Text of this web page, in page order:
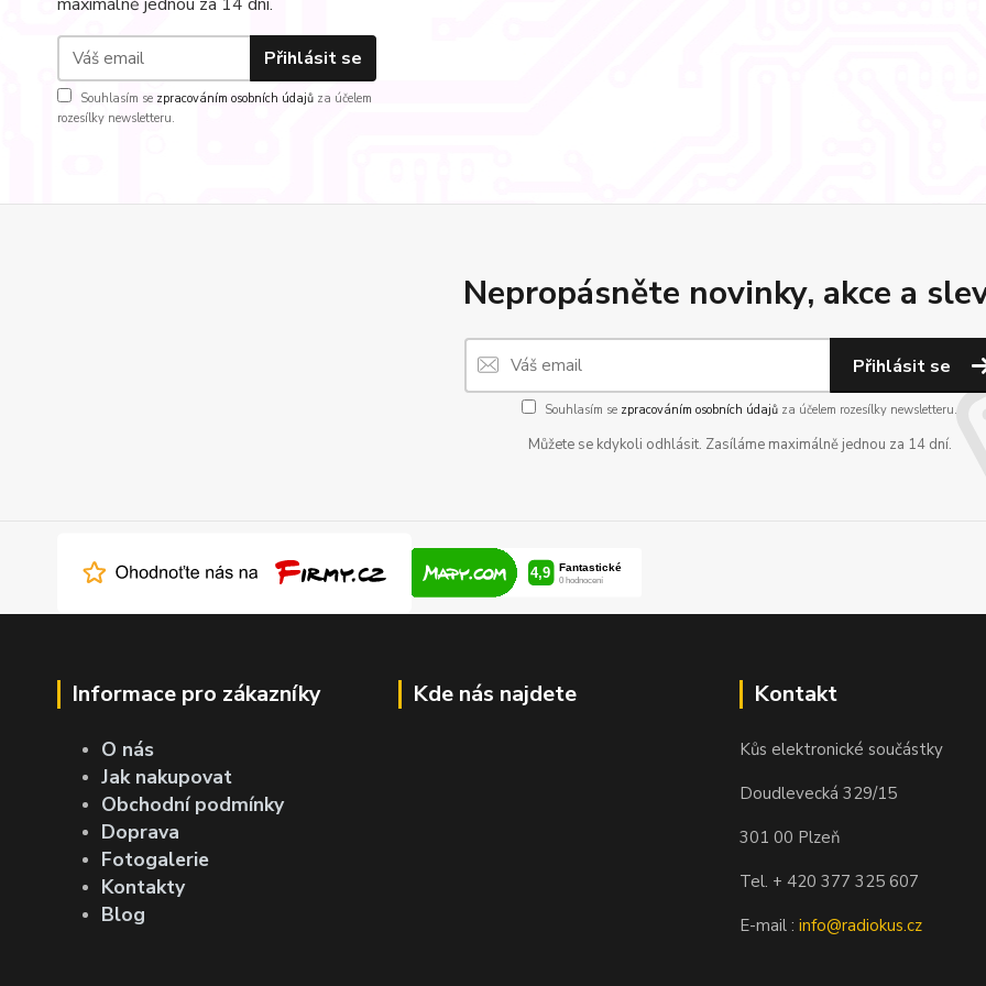
Přihlásit se
Souhlasím se zpracováním osobních údajů za účelem
rozesílky newsletteru.
Nepropásněte novinky, akce a
Přihlásit se
Souhlasím se zpracováním osobních údajů za účelem rozesílky newsletteru.
Můžete se kdykoli odhlásit. Zasíláme maximálně jednou za 14 dní.
Informace pro zákazníky
O nás
Jak nakupovat
Obchodní podmínky
Doprava
Fotogalerie
Kontakty
Blog
Kde nás najdete Kontakt
Kůs elektronické součástky
Doudlevecká 329/15
301 00 Plzeň
Tel. + 420 377 325 607
E-mail : info@radiokus.cz